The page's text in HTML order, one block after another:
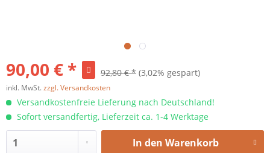
90,00 € * 92,80 € * (3,02% gespart)
inkl. MwSt.zzgl. Versandkosten
Versandkostenfreie Lieferung nach Deutschland!
Sofort versandfertig, Lieferzeit ca. 1-4 Werktage
In den Warenkorb